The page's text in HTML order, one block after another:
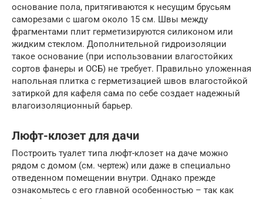
основание пола, притягиваются к несущим брусьям
саморезами с шагом около 15 см. Швы между
фрагментами плит герметизируются силиконом или
жидким стеклом. Дополнительной гидроизоляции
такое основание (при использовании влагостойких
сортов фанеры и ОСБ) не требует. Правильно уложенная
напольная плитка с герметизацией швов влагостойкой
затиркой для кафеля сама по себе создает надежный
влагоизоляционный барьер.
Люфт-клозет для дачи
Построить туалет типа люфт-клозет на даче можно
рядом с домом (см. чертеж) или даже в специально
отведенном помещении внутри. Однако прежде
ознакомьтесь с его главной особенностью – так как